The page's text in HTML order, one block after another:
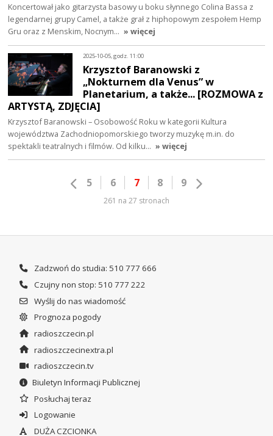
Koncertował jako gitarzysta basowy u boku słynnego Colina Bassa z
legendarnej grupy Camel, a także grał z hiphopowym zespołem Hemp
Gru oraz z Menskim, Nocnym… » więcej
2025-10-05, godz. 11:00
Krzysztof Baranowski z
„Nokturnem dla Venus” w
Planetarium, a także... [ROZMOWA z
ARTYSTĄ, ZDJĘCIA]
Krzysztof Baranowski – Osobowość Roku w kategorii Kultura
województwa Zachodniopomorskiego tworzy muzykę m.in. do
spektakli teatralnych i filmów. Od kilku… » więcej
5 6 7 8 9
261 na 27 stronach
Zadzwoń do studia: 510 777 666
Czujny non stop: 510 777 222
Wyślij do nas wiadomość
Prognoza pogody
radioszczecin.pl
radioszczecinextra.pl
radioszczecin.tv
Biuletyn Informacji Publicznej
Posłuchaj teraz
Logowanie
DUŻA CZCIONKA